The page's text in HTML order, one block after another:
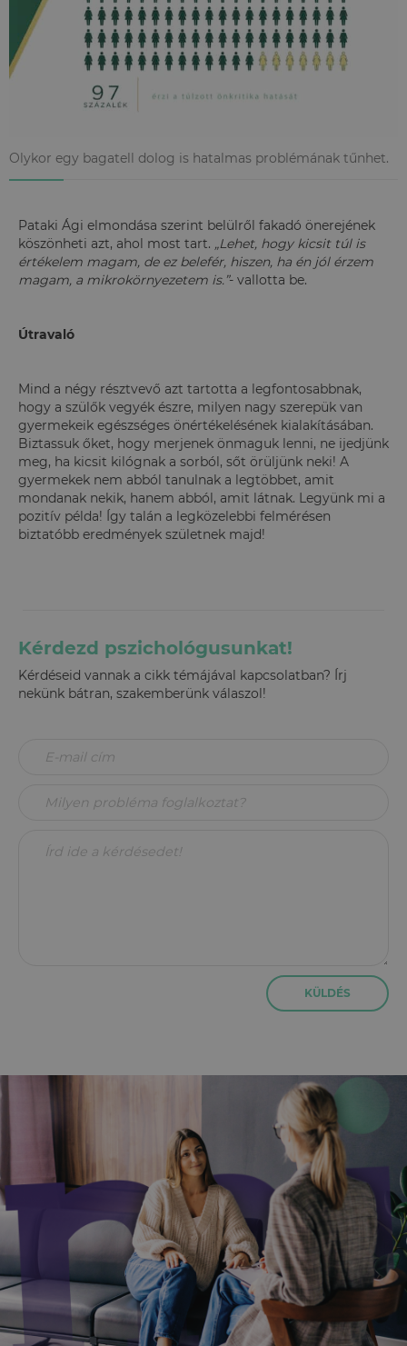
Olykor egy bagatell dolog is hatalmas problémának tűnhet.
Pataki Ági elmondása szerint belülről fakadó önerejének
köszönheti azt, ahol most tart. „Lehet, hogy kicsit túl is
értékelem magam, de ez belefér, hiszen, ha én jól érzem
magam, a mikrokörnyezetem is.”- vallotta be.
Útravaló
Mind a négy résztvevő azt tartotta a legfontosabbnak,
hogy a szülők vegyék észre, milyen nagy szerepük van
gyermekeik egészséges önértékelésének kialakításában.
Biztassuk őket, hogy merjenek önmaguk lenni, ne ijedjünk
meg, ha kicsit kilógnak a sorból, sőt örüljünk neki! A
gyermekek nem abból tanulnak a legtöbbet, amit
mondanak nekik, hanem abból, amit látnak. Legyünk mi a
pozitív példa! Így talán a legközelebbi felmérésen
biztatóbb eredmények születnek majd!
Kérdezd pszichológusunkat!
Kérdéseid vannak a cikk témájával kapcsolatban? Írj
nekünk bátran, szakemberünk válaszol!
KÜLDÉS